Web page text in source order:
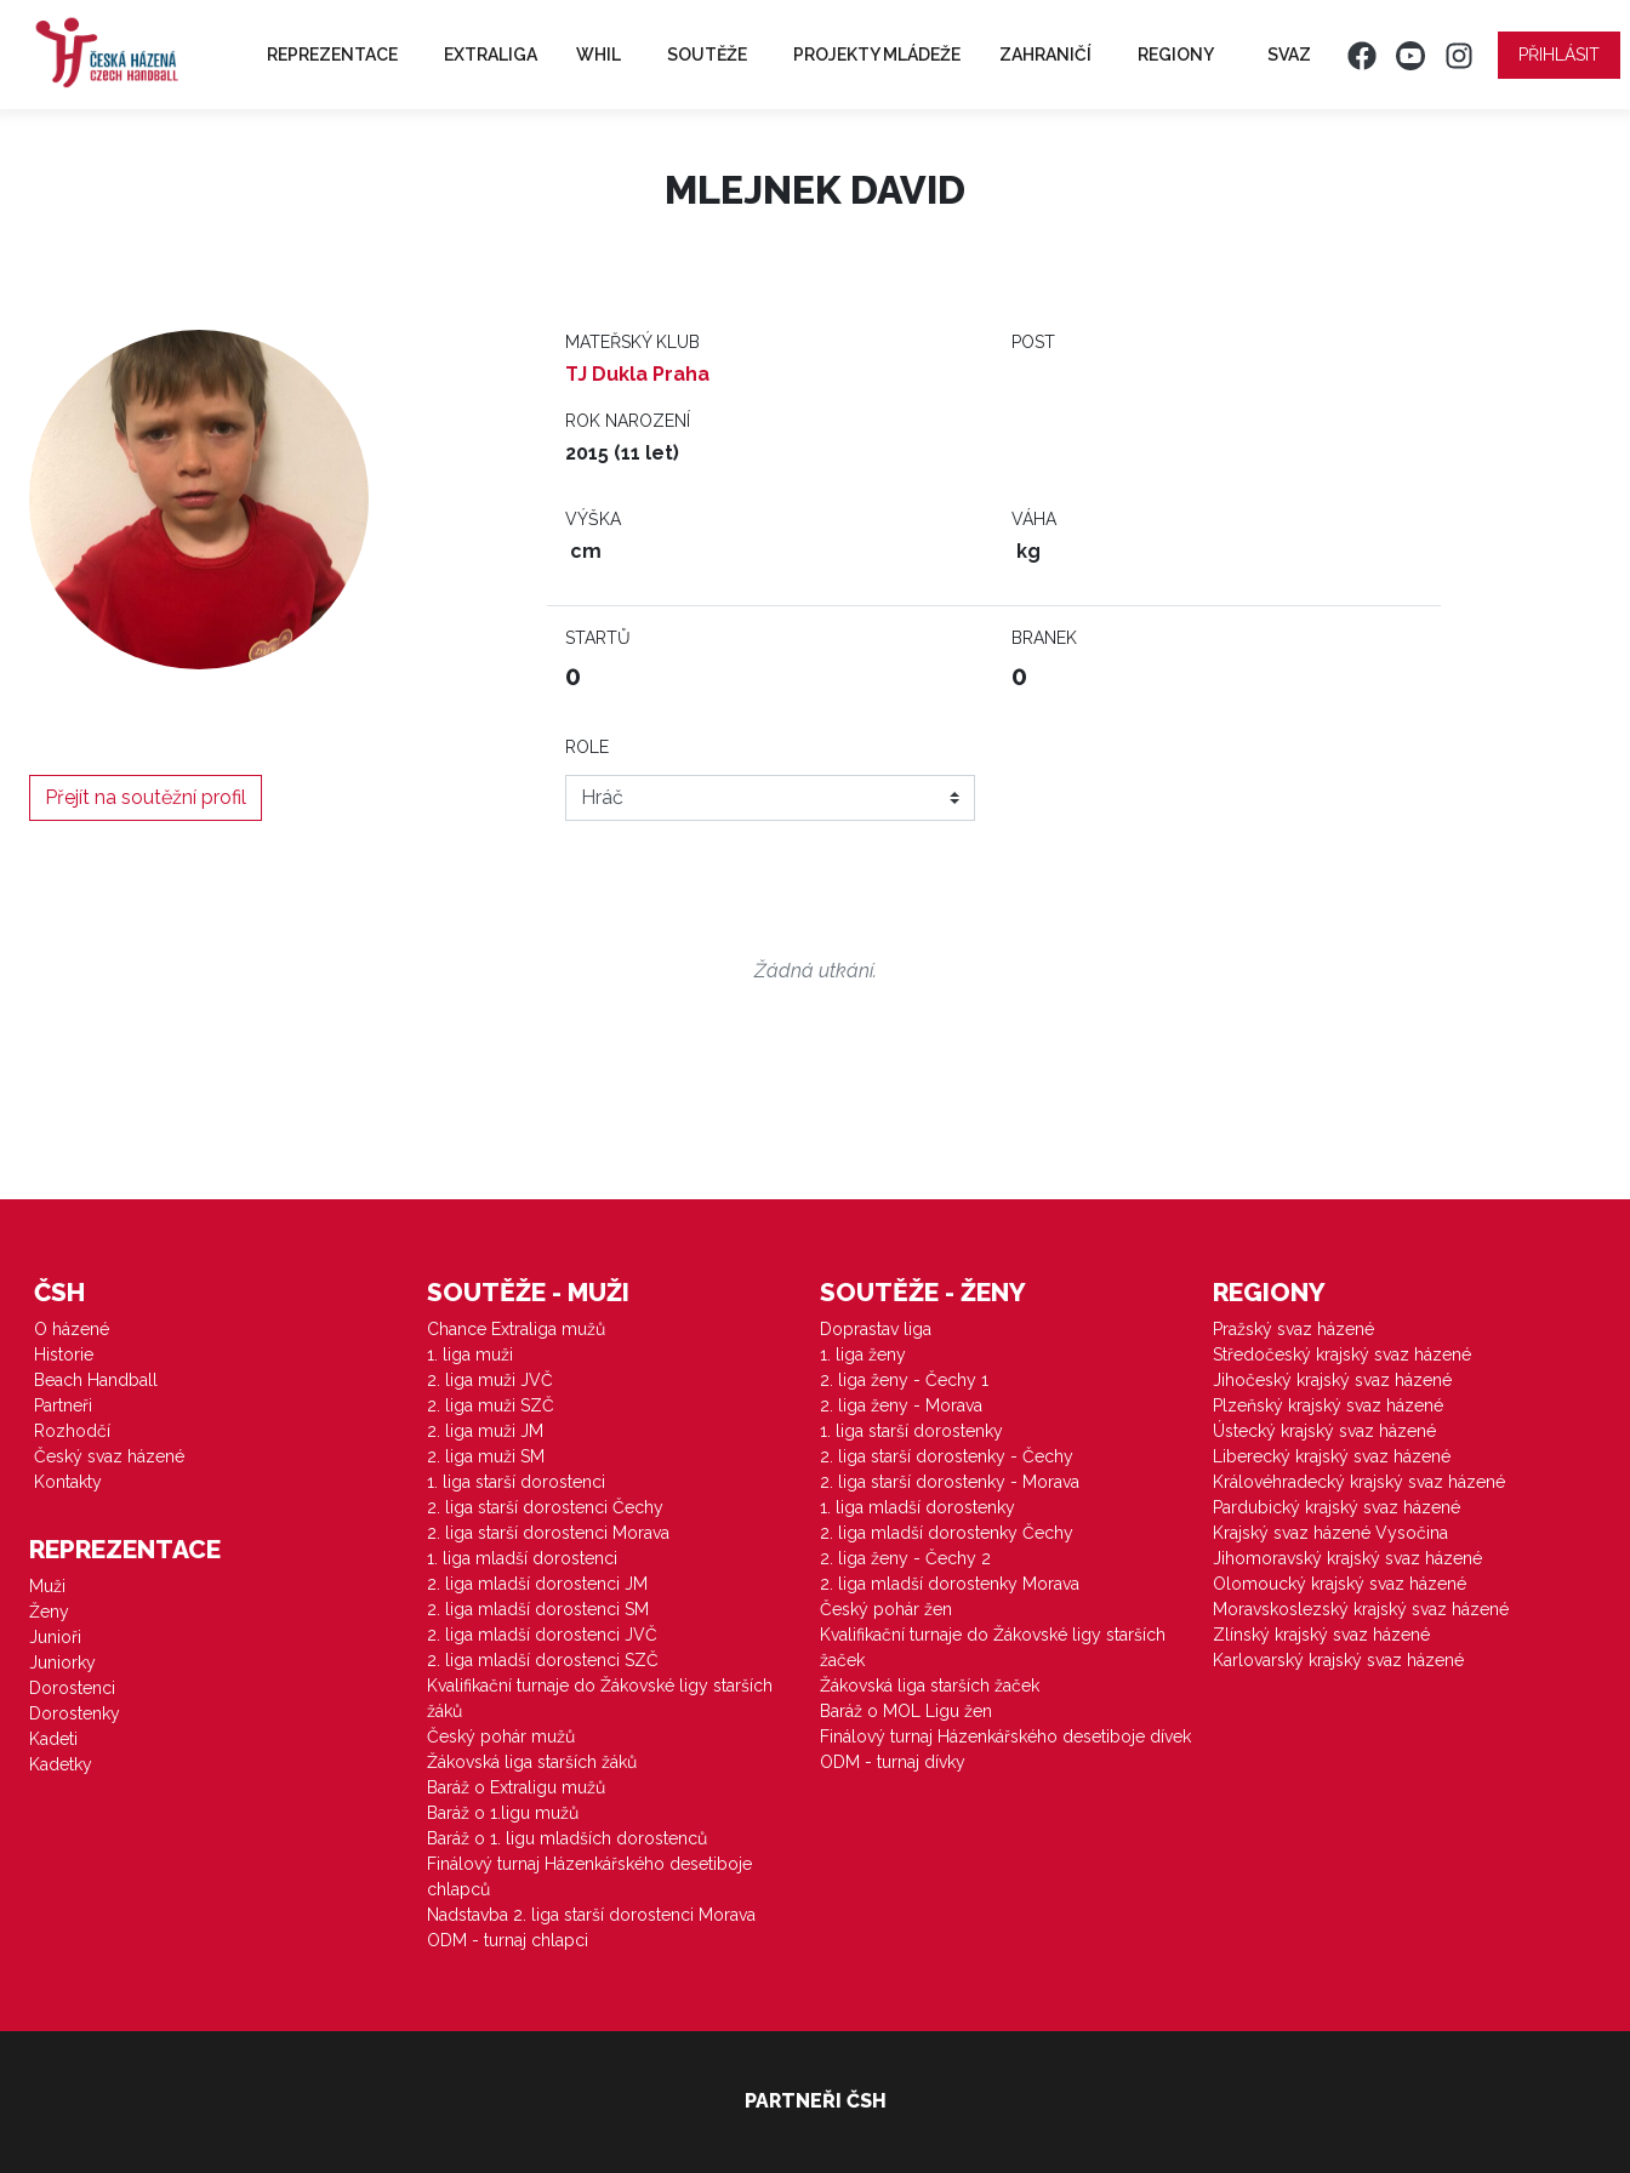
REPREZENTACE EXTRALIGA WHIL SOUTĚŽE PROJEKTY MLÁDEŽE ZAHRANIČÍ REGIONY SVAZ PŘIHLÁSIT
MLEJNEK DAVID
MATEŘSKÝ KLUB
TJ Dukla Praha
POST
ROK NAROZENÍ
2015 (11 let)
VÝŠKA
cm
VÁHA
kg
STARTŮ
0
BRANEK
0
Přejít na soutěžní profil
ROLE
Žádná utkání.
ČSH
O házené
Historie
Beach Handball
Partneři
Rozhodčí
Český svaz házené
Kontakty
REPREZENTACE
Muži
Ženy
Junioři
Juniorky
Dorostenci
Dorostenky
Kadeti
Kadetky
SOUTĚŽE - MUŽI
Chance Extraliga mužů
1. liga muži
2. liga muži JVČ
2. liga muži SZČ
2. liga muži JM
2. liga muži SM
1. liga starší dorostenci
2. liga starší dorostenci Čechy
2. liga starší dorostenci Morava
1. liga mladší dorostenci
2. liga mladší dorostenci JM
2. liga mladší dorostenci SM
2. liga mladší dorostenci JVČ
2. liga mladší dorostenci SZČ
Kvalifikační turnaje do Žákovské ligy starších
žáků
Český pohár mužů
Žákovská liga starších žáků
Baráž o Extraligu mužů
Baráž o 1.ligu mužů
Baráž o 1. ligu mladších dorostenců
Finálový turnaj Házenkářského desetiboje
chlapců
Nadstavba 2. liga starší dorostenci Morava
ODM - turnaj chlapci
SOUTĚŽE - ŽENY
Doprastav liga
1. liga ženy
2. liga ženy - Čechy 1
2. liga ženy - Morava
1. liga starší dorostenky
2. liga starší dorostenky - Čechy
2. liga starší dorostenky - Morava
1. liga mladší dorostenky
2. liga mladší dorostenky Čechy
2. liga ženy - Čechy 2
2. liga mladší dorostenky Morava
Český pohár žen
Kvalifikační turnaje do Žákovské ligy starších
žaček
Žákovská liga starších žaček
Baráž o MOL Ligu žen
Finálový turnaj Házenkářského desetiboje dívek
ODM - turnaj dívky
REGIONY
Pražský svaz házené
Středočeský krajský svaz házené
Jihočeský krajský svaz házené
Plzeňský krajský svaz házené
Ústecký krajský svaz házené
Liberecký krajský svaz házené
Královéhradecký krajský svaz házené
Pardubický krajský svaz házené
Krajský svaz házené Vysočina
Jihomoravský krajský svaz házené
Olomoucký krajský svaz házené
Moravskoslezský krajský svaz házené
Zlínský krajský svaz házené
Karlovarský krajský svaz házené
PARTNEŘI ČSH